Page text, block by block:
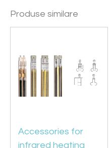
Produse similare
Accessories for
infrared heating